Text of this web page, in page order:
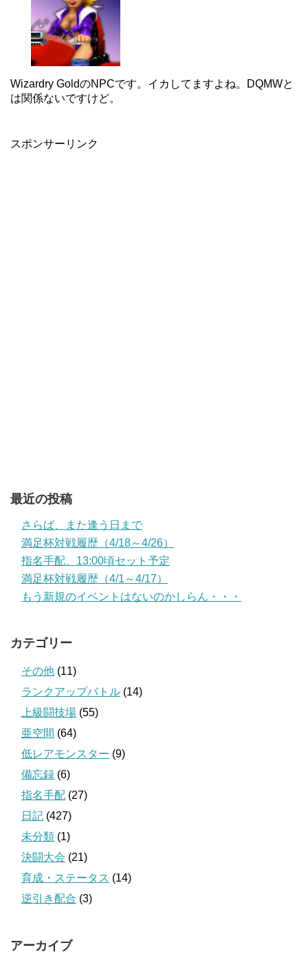
Wizardry GoldのNPCです。イカしてますよね。DQMWと
は関係ないですけど。
スポンサーリンク
最近の投稿
さらば、また逢う日まで
満足杯対戦履歴（4/18～4/26）
指名手配、13:00頃セット予定
満足杯対戦履歴（4/1～4/17）
もう新規のイベントはないのかしらん・・・
カテゴリー
その他 (11)
ランクアップバトル (14)
上級闘技場 (55)
亜空間 (64)
低レアモンスター (9)
備忘録 (6)
指名手配 (27)
日記 (427)
未分類 (1)
決闘大会 (21)
育成・ステータス (14)
逆引き配合 (3)
アーカイブ